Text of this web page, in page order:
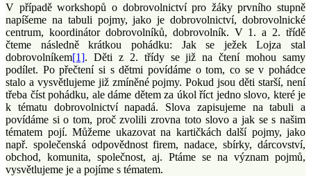
V případě workshopů o dobrovolnictví pro žáky prvního stupně
napíšeme na tabuli pojmy, jako je dobrovolnictví, dobrovolnické
centrum, koordinátor dobrovolníků, dobrovolník. V 1. a 2. třídě
čteme následně krátkou pohádku: Jak se ježek Lojza stal
dobrovolníkem[1]. Děti z 2. třídy se již na čtení mohou samy
podílet. Po přečtení si s dětmi povídáme o tom, co se v pohádce
stalo a vysvětlujeme již zmíněné pojmy. Pokud jsou děti starší, není
třeba číst pohádku, ale dáme dětem za úkol říct jedno slovo, které je
k tématu dobrovolnictví napadá. Slova zapisujeme na tabuli a
povídáme si o tom, proč zvolili zrovna toto slovo a jak se s našim
tématem pojí. Můžeme ukazovat na kartičkách další pojmy, jako
např. společenská odpovědnost firem, nadace, sbírky, dárcovství,
obchod, komunita, společnost, aj. Ptáme se na význam pojmů,
vysvětlujeme je a pojíme s tématem.